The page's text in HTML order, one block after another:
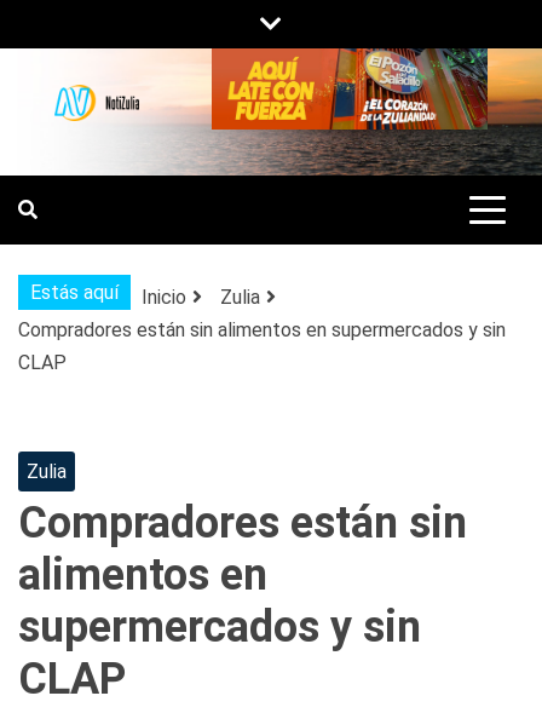
al
contenido
NOTIZULIA
NOTICIAS DEL ZULIA, VENEZUELA Y
DE INTERÉS GENERAL.
Estás aquí Inicio
Zulia
Compradores están sin alimentos en supermercados y sin
CLAP
Zulia
Compradores están sin
alimentos en
supermercados y sin
CLAP